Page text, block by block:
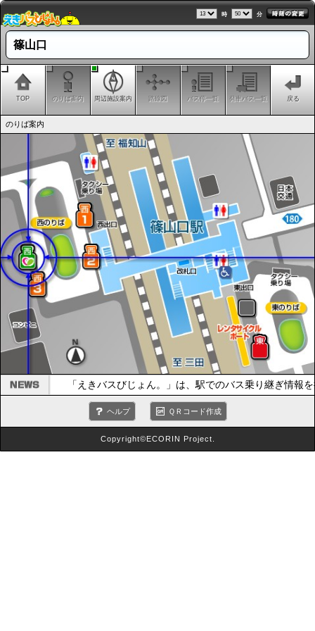
時 分
篠山口
TOP のりば案内 周辺施設案内 路線図 バス停一覧 発車バス一覧 戻る
のりば案内
「えきバスびじょん。」は、駅でのバス乗り継ぎ情報
ヘルプ ＱＲコード作成
Copyright©ECORIN Project.